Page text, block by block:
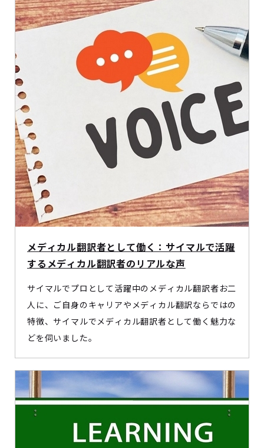
メディカル翻訳者として働く：サイマルで活躍
するメディカル翻訳者のリアルな声
サイマルでプロとして活躍中のメディカル翻訳者お二
人に、ご自身のキャリアやメディカル翻訳ならではの
特徴、サイマルでメディカル翻訳者として働く魅力な
どを伺いました。